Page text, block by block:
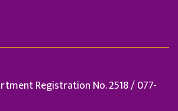
Registration No. 2518 / 077-